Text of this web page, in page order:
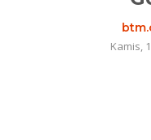
Kamis,